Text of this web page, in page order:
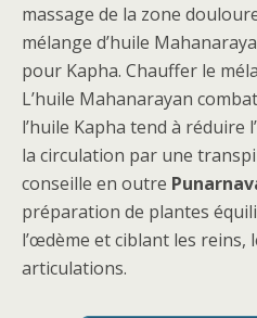
massage de la zone
mélange d’huile
pour Kapha. Chauffer le
L’huile Mahanarayan
l’huile Kapha tend à réduire
la circulation par une
conseille en outre
préparation de plantes
l’œdème et ciblant les reins,
articulations.